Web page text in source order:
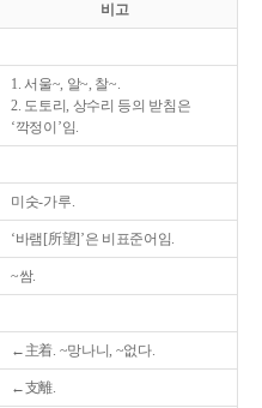
비고
1. 서울~, 알~, 찰~.
2. 도토리, 상수리 등의 받침은
‘깍정이’임.
미숫-가루.
‘바램[所望]’은 비표준어임.
~쌈.
←主着. ~망나니, ~없다.
←支離.